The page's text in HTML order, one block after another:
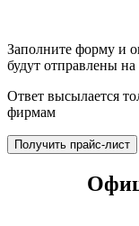
Заполните форму и
будут отправлены
Ответ высылается
фирмам
Получить прайс-лист